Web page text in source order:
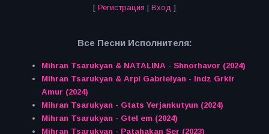
[ Регистрация | Вход ]
Все Песни Исполнителя:
Mihran Tsarukyan & NATALINA - Shnorhavor (2024)
Mihran Tsarukyan & Arpi Gabrielyan - Indz Grkir
Amur (2024)
Mihran Tsarukyan - Gtats Yerjankutyun (2024)
Mihran Tsarukyan - Gtel em (2024)
Mihran Tsarukyan - Patahakan Ser (2023)